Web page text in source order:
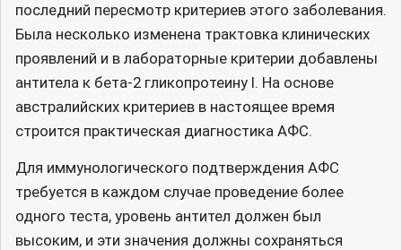
последний пересмотр критериев этого заболевания.
Была несколько изменена трактовка клинических
проявлений и в лабораторные критерии добавлены
антитела к бета-2 гликопротеину I. На основе
австралийских критериев в настоящее время
строится практическая диагностика АФС.
Для иммунологического подтверждения АФС
требуется в каждом случае проведение более
одного теста, уровень антител должен был
высоким, и эти значения должны сохраняться